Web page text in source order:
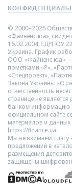
© 2000–2026
«Файненс.юа»,
16.02.2004, ЕДРПОУ
Украина. График
ООО «Файненс.юа» –
пометками «Р»,
«Спецпроект»,
Закона Украины «О
ответственность
странице не
банком информацию
официальном сайте
материалов и данных
https://finance.ua.
Мы не взимаем плату
предложений в
размещения
защищены